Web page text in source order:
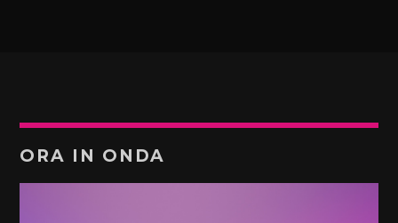
ORA IN ONDA